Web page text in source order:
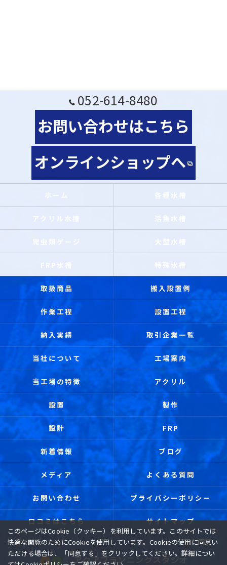
052-614-8480
お問い合わせはこちら
オンラインショップへ
ホーム 各種水槽
アクリル水槽 活魚水槽
爬虫類ゲージ 大型水槽
FRP水槽 特殊水槽
取扱商品 搬入設置例
作業工程 設置工程
納入実績 取引企業一覧
当社について 工場案内
当工場の特徴 アクリル
設置 製作
設計 FRP
新着情報 ブログ
メディア よくある質問
お問い合わせ プライバシーポリシー
口コミはこちら サイトマップ
このページはCookie（クッキー）を利用しています。このサイトでは
快適な閲覧のためにCookieを使用しています。Cookieの使用に同意い
ただける場合は、「同意する」をクリックしてください。詳細につい